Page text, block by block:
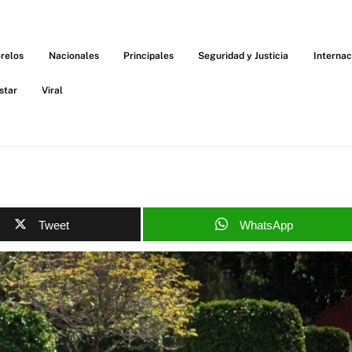
Nacionales Principales Seguridad y Justicia
Viral
Tweet WhatsApp